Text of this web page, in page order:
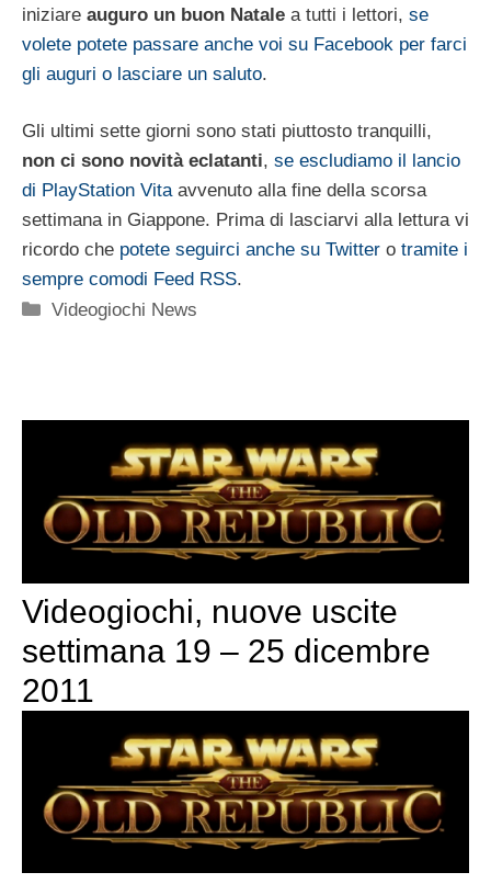
iniziare auguro un buon Natale a tutti i lettori, se
volete potete passare anche voi su Facebook per farci
gli auguri o lasciare un saluto.
Gli ultimi sette giorni sono stati piuttosto tranquilli,
non ci sono novità eclatanti, se escludiamo il lancio
di PlayStation Vitaavvenuto alla fine della scorsa
settimana in Giappone. Prima di lasciarvi alla lettura vi
ricordo che potete seguirci anche su Twitter o tramite i
sempre comodi Feed RSS.
Categorie
Videogiochi News
Videogiochi, nuove uscite
settimana 19 – 25 dicembre
2011